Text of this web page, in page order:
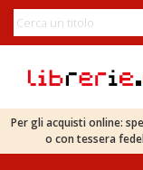
Per gli acquisti online:
o con tessera